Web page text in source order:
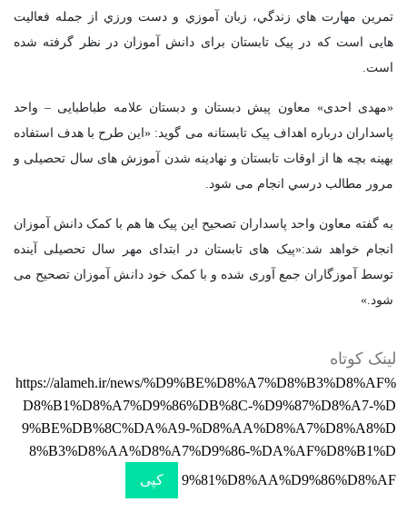
تمرين مهارت هاي زندگي، زبان آموزي و دست ورزي از جمله فعالیت
هایی است که در پیک تابستان برای دانش آموزان در نظر گرفته شده
است.
«مهدی احدی» معاون پیش دبستان و دبستان علامه طباطبایی – واحد
پاسداران درباره اهداف پیک تابستانه می گوید: «این طرح با هدف استفاده
بهينه بچه ها از اوقات تابستان و نهادينه شدن آموزش های سال تحصیلی و
مرور مطالب درسي انجام می شود.
به گفته معاون واحد پاسداران تصحیح این پیک ها هم با کمک دانش آموزان
انجام خواهد شد:«پیک های تابستان در ابتدای مهر سال تحصیلی آینده
توسط آموزگاران جمع آوری شده و با کمک خود دانش آموزان تصحیح می
شود.»
لینک کوتاه
https://alameh.ir/news/%D9%BE%D8%A7%D8%B3%D8%AF%
D8%B1%D8%A7%D9%86%DB%8C-%D9%87%D8%A7-%D
9%BE%DB%8C%DA%A9-%D8%AA%D8%A7%D8%A8%D
8%B3%D8%AA%D8%A7%D9%86-%DA%AF%D8%B1%D
9%81%D8%AA%D9%86%D8%AF
کپی